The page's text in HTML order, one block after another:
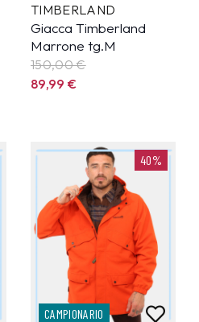
TIMBERLAND
Giacca Timberland
Marrone tg.M
150,00 €
89,99€
40%
CAMPIONARIO